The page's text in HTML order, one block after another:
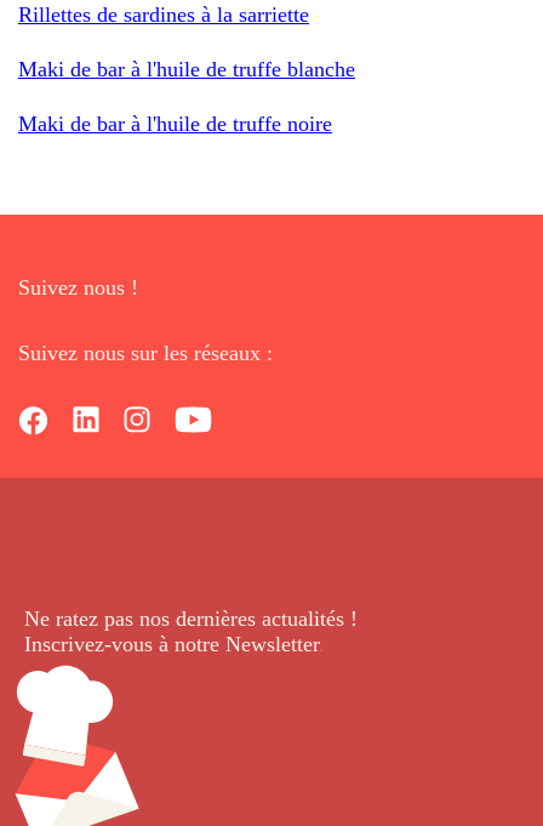
Rillettes de sardines à la sarriette
Maki de bar à l'huile de truffe blanche
Maki de bar à l'huile de truffe noire
Suivez nous !
Suivez nous sur les réseaux :
Ne ratez pas nos dernières actualités !
Inscrivez-vous à notre Newsletter.